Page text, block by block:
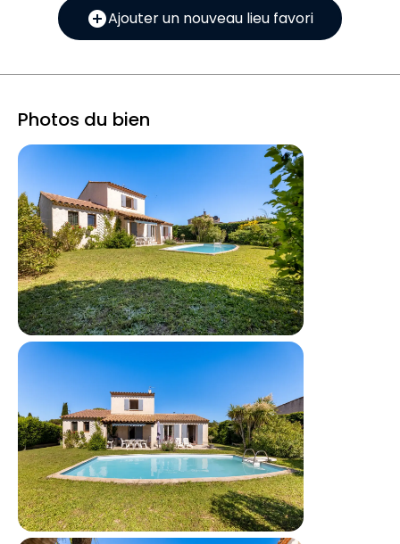
add_circleAjouter un nouveau lieu favori
Photos du bien